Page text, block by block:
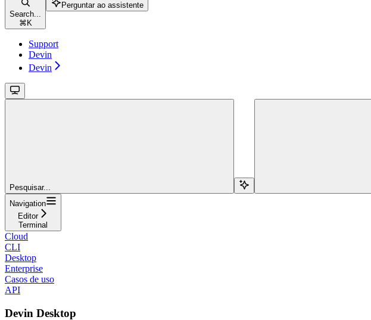
Search...
⌘ K
Perguntar ao assistente
Support
Devin
Devin
Pesquisar...
Navigation
Editor
Terminal
Cloud
CLI
Desktop
Enterprise
Casos de uso
API
Devin Desktop